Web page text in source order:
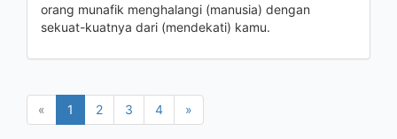
orang munafik menghalangi (manusia) dengan
sekuat-kuatnya dari (mendekati) kamu.
« 1 2 3 4 »